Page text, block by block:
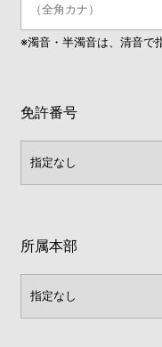
※濁音・半濁音は、清音で
免許番号
所属本部